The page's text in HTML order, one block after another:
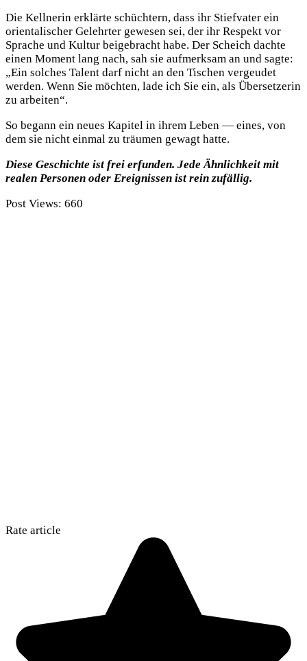
Die Kellnerin erklärte schüchtern, dass ihr Stiefvater ein
orientalischer Gelehrter gewesen sei, der ihr Respekt vor
Sprache und Kultur beigebracht habe. Der Scheich dachte
einen Moment lang nach, sah sie aufmerksam an und sagte:
„Ein solches Talent darf nicht an den Tischen vergeudet
werden. Wenn Sie möchten, lade ich Sie ein, als Übersetzerin
zu arbeiten“.
So begann ein neues Kapitel in ihrem Leben — eines, von
dem sie nicht einmal zu träumen gewagt hatte.
Diese Geschichte ist frei erfunden. Jede Ähnlichkeit mit
realen Personen oder Ereignissen ist rein zufällig.
Post Views: 660
Rate article